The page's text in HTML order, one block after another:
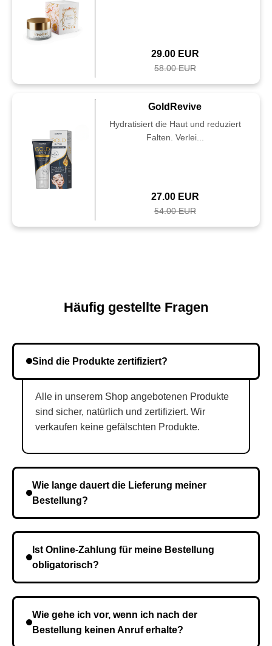
29.00 EUR
58.00 EUR
GoldRevive
Hydratisiert die Haut und reduziert
Falten. Verlei...
27.00 EUR
54.00 EUR
Häufig gestellte Fragen
Sind die Produkte zertifiziert?
Alle in unserem Shop angebotenen Produkte
sind sicher, natürlich und zertifiziert. Wir
verkaufen keine gefälschten Produkte.
Wie lange dauert die Lieferung meiner
Bestellung?
Kurierdienst und die Zeit hängt davon ab.
Ist Online-Zahlung für meine Bestellung
obligatorisch?
Wie gehe ich vor, wenn ich nach der
Bestellung keinen Anruf erhalte?